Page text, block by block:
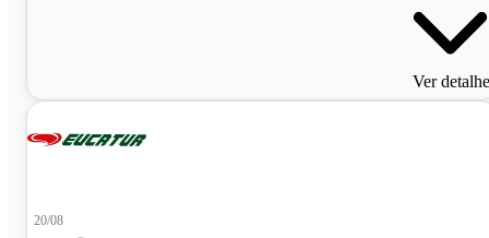
Ver
20/08